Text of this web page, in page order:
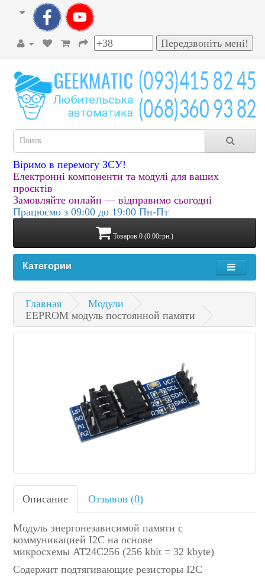
Віримо в перемогу ЗСУ!
Електронні компоненти та модулі для ваших
проєктів
Замовляйте онлайн — відправимо сьогодні
Працюємо з 09:00 до 19:00 Пн-Пт
Товаров 0 (0.00грн.)
Категории
Главная
Модули
EEPROM модуль постоянной памяти
Описание Отзывов (0)
Модуль энергонезависимой памяти с
коммуникацией I2C на основе
микросхемы AT24C256 (256 kbit = 32 kbyte)
Содержит подтягивающие резисторы I2C